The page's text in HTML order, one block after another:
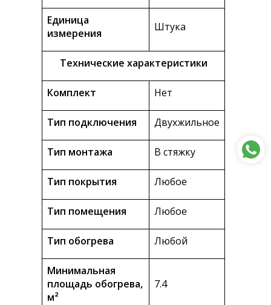
Единица
измерения
Штука
Технические характеристики
Комплект Нет
Тип подключения Двухжильное
Тип монтажа В стяжку
Тип покрытия Любое
Тип помещения Любое
Тип обогрева Любой
Минимальная
площадь обогрева,
м²
7.4